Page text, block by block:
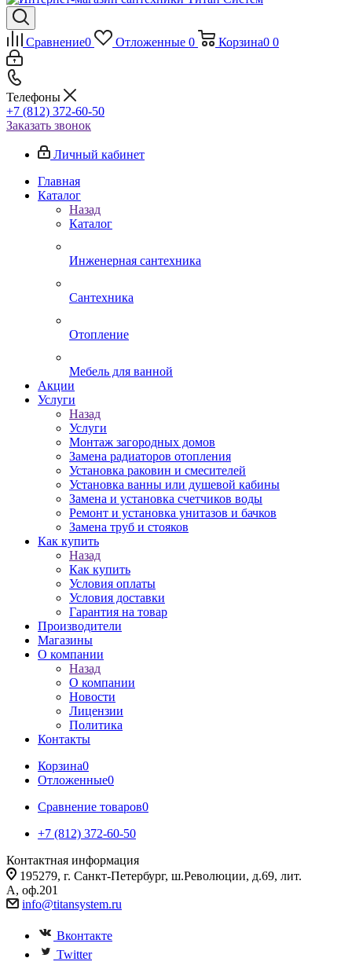
Сравнение0 Отложенные 0 Корзина0 0
Телефоны
+7 (812) 372-60-50
Заказать звонок
Личный кабинет
Главная
Каталог
Назад
Каталог
Инженерная сантехника
Сантехника
Отопление
Мебель для ванной
Акции
Услуги
Назад
Услуги
Монтаж загородных домов
Замена радиаторов отопления
Установка раковин и смесителей
Установка ванны или душевой кабины
Замена и установка счетчиков воды
Ремонт и установка унитазов и бачков
Замена труб и стояков
Как купить
Назад
Как купить
Условия оплаты
Условия доставки
Гарантия на товар
Производители
Магазины
О компании
Назад
О компании
Новости
Лицензии
Политика
Контакты
Корзина0
Отложенные0
Сравнение товаров0
+7 (812) 372-60-50
Контактная информация
195279, г. Санкт-Петербург, ш.Революции, д.69, лит.
А, оф.201
info@titansystem.ru
Вконтакте
Twitter